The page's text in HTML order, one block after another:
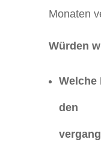
Monaten
Würden
Welche
den